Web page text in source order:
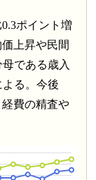
ポイント増
上昇や民間
である歳入
る。今後
費の精査や